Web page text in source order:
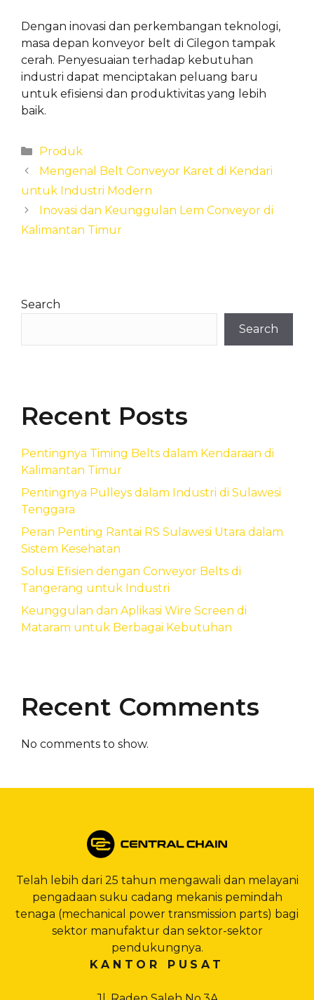
Dengan inovasi dan perkembangan teknologi,
masa depan konveyor belt di Cilegon tampak
cerah. Penyesuaian terhadap kebutuhan
industri dapat menciptakan peluang baru
untuk efisiensi dan produktivitas yang lebih
baik.
Categories
Produk
Mengenal Belt Conveyor Karet di Kendari
untuk Industri Modern
Inovasi dan Keunggulan Lem Conveyor di
Kalimantan Timur
Search
Search
Recent Posts
Pentingnya Timing Belts dalam Kendaraan di
Kalimantan Timur
Pentingnya Pulleys dalam Industri di Sulawesi
Tenggara
Peran Penting Rantai RS Sulawesi Utara dalam
Sistem Kesehatan
Solusi Efisien dengan Conveyor Belts di
Tangerang untuk Industri
Keunggulan dan Aplikasi Wire Screen di
Mataram untuk Berbagai Kebutuhan
Recent Comments
No comments to show.
Telah lebih dari 25 tahun mengawali dan melayani
pengadaan suku cadang mekanis pemindah
tenaga (mechanical power transmission parts) bagi
sektor manufaktur dan sektor-sektor
pendukungnya.
KANTOR PUSAT